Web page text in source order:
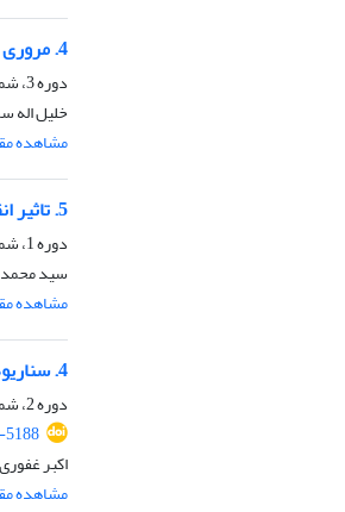
4. مروری بر زمینه‌های تقویت پراگماتیسم آمریکایی در برابر ایران با تمرکز بر حقوق بشر از سال دو هزار میلادی
دوره 3، شماره 5، شهریور 1400
خلیل اله
مشاهده
5. تاثیر انقلاب اسلامی ایران برگسترش تشیع در اندونزی
دوره 1، شماره 2، اسفند 1398
سید
مشاهده
4. سناریوهای جایگاه آینده یمن در معادلات منطقه غرب آسیا با تاکید بر عدم قطعیت‌های بحرانی
دوره 2، شماره 3، شهریور 1399
اکبر
مشاهده